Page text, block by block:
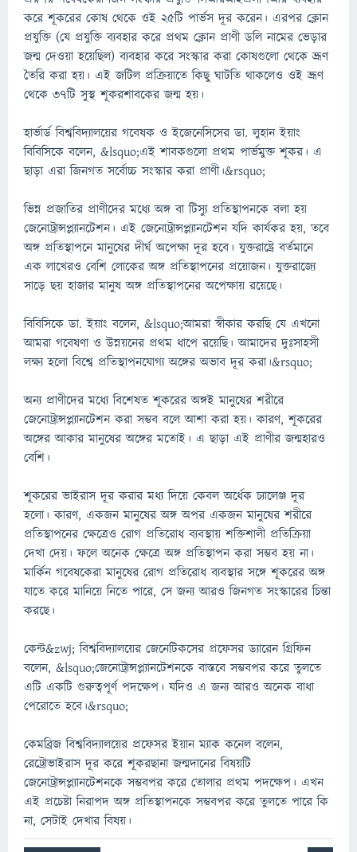
করে শূকরের কোষ থেকে ওই ২৫টি পার্ভস দূর করেন। এরপর ক্লোন
প্রযুক্তি (যে প্রযুক্তি ব্যবহার করে প্রথম ক্লোন প্রাণী ডলি নামের ভেড়ার
জন্ম দেওয়া হয়েছিল) ব্যবহার করে সংস্কার করা কোষগুলো থেকে ভ্রূণ
তৈরি করা হয়। এই জটিল প্রক্রিয়াতে কিছু ঘাটতি থাকলেও ওই ভ্রূণ
থেকে ৩৭টি সুস্থ শূকরশাবকের জন্ম হয়।
হার্ভার্ড বিশ্ববিদ্যালয়ের গবেষক ও ইজেনেসিসের ডা. লুহান ইয়াং
বিবিসিকে বলেন, &lsquo;এই শাবকগুলো প্রথম পার্ভমুক্ত শূকর। এ
ছাড়া এরা জিনগত সর্বোচ্চ সংস্কার করা প্রাণী।&rsquo;
ভিন্ন প্রজাতির প্রাণীদের মধ্যে অঙ্গ বা টিস্যু প্রতিস্থাপনকে বলা হয়
জেনোট্রান্সপ্ল্যানটেশন। এই জেনোট্রান্সপ্ল্যানটেশন যদি কার্যকর হয়, তবে
অঙ্গ প্রতিস্থাপনে মানুষের দীর্ঘ অপেক্ষা দূর হবে। যুক্তরাষ্ট্রে বর্তমানে
এক লাখেরও বেশি লোকের অঙ্গ প্রতিস্থাপনের প্রয়োজন। যুক্তরাজ্যে
সাড়ে ছয় হাজার মানুষ অঙ্গ প্রতিস্থাপনের অপেক্ষায় রয়েছে।
বিবিসিকে ডা. ইয়াং বলেন, &lsquo;আমরা স্বীকার করছি যে এখনো
আমরা গবেষণা ও উন্নয়নের প্রথম ধাপে রয়েছি। আমাদের দুঃসাহসী
লক্ষ্য হলো বিশ্বে প্রতিস্থাপনযোগ্য অঙ্গের অভাব দূর করা।&rsquo;
অন্য প্রাণীদের মধ্যে বিশেষত শূকরের অঙ্গই মানুষের শরীরে
জেনোট্রান্সপ্ল্যানটেশন করা সম্ভব বলে আশা করা হয়। কারণ, শূকরের
অঙ্গের আকার মানুষের অঙ্গের মতোই। এ ছাড়া এই প্রাণীর জন্মহারও
বেশি।
শূকরের ভাইরাস দূর করার মধ্য দিয়ে কেবল অর্ধেক চ্যালেঞ্জ দূর
হলো। কারণ, একজন মানুষের অঙ্গ অপর একজন মানুষের শরীরে
প্রতিস্থাপনের ক্ষেত্রেও রোগ প্রতিরোধ ব্যবস্থায় শক্তিশালী প্রতিক্রিয়া
দেখা দেয়। ফলে অনেক ক্ষেত্রে অঙ্গ প্রতিস্থাপন করা সম্ভব হয় না।
মার্কিন গবেষকেরা মানুষের রোগ প্রতিরোধ ব্যবস্থার সঙ্গে শূকরের অঙ্গ
যাতে করে মানিয়ে নিতে পারে, সে জন্য আরও জিনগত সংস্কারের চিন্তা
করছে।
কেন্ট&zwj; বিশ্ববিদ্যালয়ের জেনেটিকসের প্রফেসর ড্যারেন গ্রিফিন
বলেন, &lsquo;জেনোট্রান্সপ্ল্যানটেশনকে বাস্তবে সম্ভবপর করে তুলতে
এটি একটি গুরুত্বপূর্ণ পদক্ষেপ। যদিও এ জন্য আরও অনেক বাধা
পেরোতে হবে।&rsquo;
কেমব্রিজ বিশ্ববিদ্যালয়ের প্রফেসর ইয়ান ম্যাক কনেল বলেন,
রেট্রোভাইরাস দূর করে শূকরছানা জন্মদানের বিষয়টি
জেনোট্রান্সপ্ল্যানটেশনকে সম্ভবপর করে তোলার প্রথম পদক্ষেপ। এখন
এই প্রচেষ্টা নিরাপদ অঙ্গ প্রতিস্থাপনকে সম্ভবপর করে তুলতে পারে কি
না, সেটাই দেখার বিষয়।